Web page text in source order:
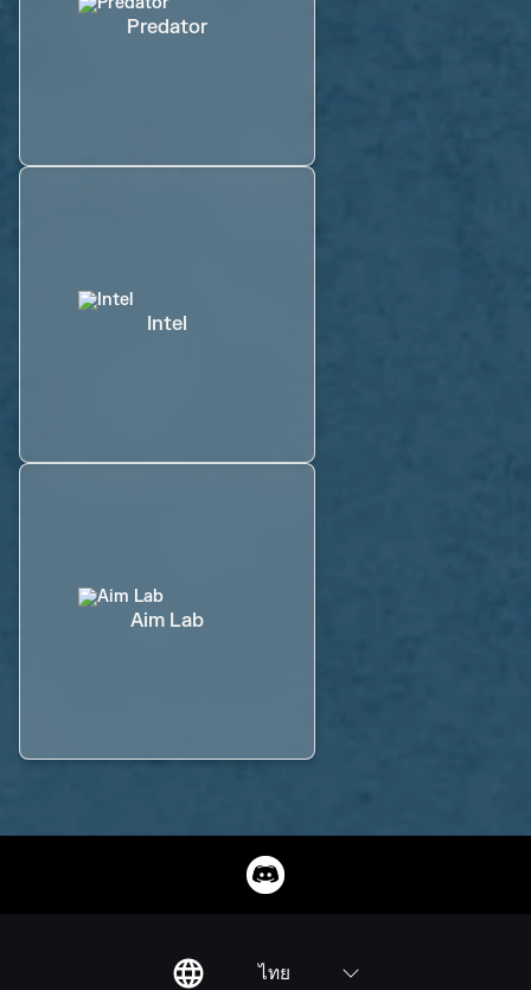
Predator
Intel
Aim Lab
ไทย